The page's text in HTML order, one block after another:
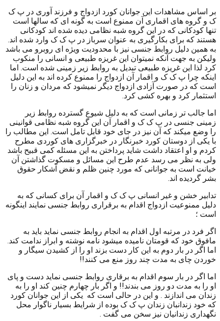
بر اساس مشاهدات این جوانان کورد ازدواج و فرزند آوری در پ ک
ک و گروه های اقماری آن ممنوع است به گونه ای که سالها است
تنها کودکانی که در این گروه شبه نظامی دیده شده اند کودکانی
هستند که برای بکارگیری به عنوان سرباز در پ ک ک وارد شده اند.
به همین دلیل روابط جنسی نیز با محدودیت ویژه ای روبرو می باشد
ولیکن به جهت آنکه نمیتوان این غریزه طبیعی و انسانی را منکوب
کرد لذا این غریزه طبیعی تبدیل به روابط زیر زمینی شده است. اما
اینکه چرا پ ک ک و اقمار آن ازدواج را ممنوع کرده اند به این دلیل
است که در صورت آزادی ازدواج دیگر نمیشود که مردان و زنان را
استثمار کرد و بهره کشی کرد.
اما جالب تر زمانی است که به دلیل شیوع گسترده روابط زیر
زمینی جنسی در پ ک ک و اقمار آن این گروه شبه نظامی قوانینی
را وضع میکند که آن نیز در جای خود قابل تامل است. این مطالب را
با یکی از دوستان کورد خبرنگار در خبرگزاری های کوردی مطرح
کردم و او اعتقاد داشت شاید پرداختن به این مسئله کمی قبیح باشد
ولی به نظر می رسد عدم طرح این مسائل و مسکوت گذاشتن آن
خیانت است به جوانانی که مورد چنین ظلم و نقض آشکار حقوق
بشر گردیده اند.
تدابیر خشن و غیر انسانی پ ک ک و اقمار آن برای کسانی که به
دلیل ممنوعیت ازدواج اقدام به برقراری روابط جنسی نمایند اینگونه
است ؛
اگر فرد در مرتبه اول اقدام به انجام روابط جنسی نماید باید به
مافوق خود که قومتان نامیده میشود نامه نوشته و ابراز ندامت کند.
اما اگر در بار دوم به این کار دست بزند او را از کشیدن سیگار و
خوردن چای به مدت چند روز منع می کنند!!
اما اگر در بار سوم اقدام به برقاری روابط جنسی نماید دست و پای
او را به مدت دو روز می بندند!! و اگر بار چهارم چنین کند او را به
زندان می اندازند . و این در حالی است که یکی از این جوانان کورد
که خود زندانبان زندان پ ک ک بوده از شرایط بسیار ناگوار محل
نگهداری زندانیان نیز سخن می گفت .